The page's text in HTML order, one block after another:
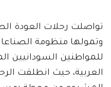
تواصلت رحلات العودة
وتمولها منظومة
للمواطنين السودانيين